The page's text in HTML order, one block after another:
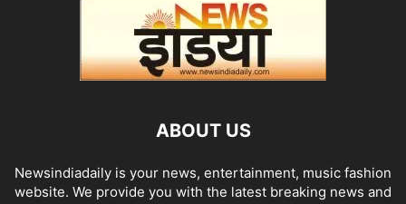
ABOUT US
Newsindiadaily is your news, entertainment, music fashion
website. We provide you with the latest breaking news and